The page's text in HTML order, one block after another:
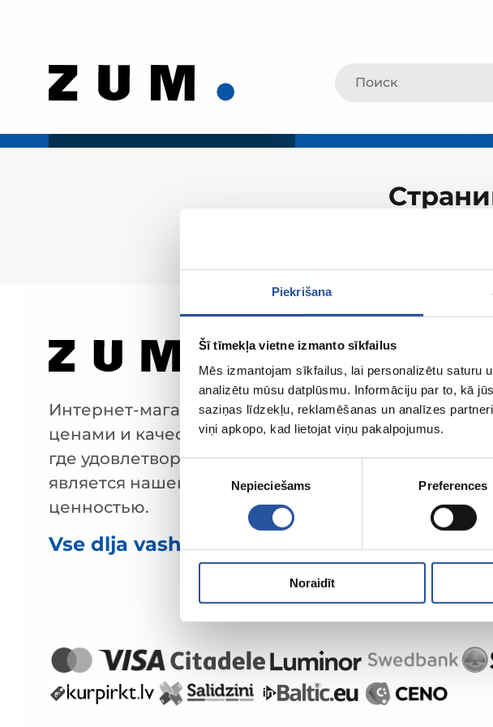
Piekrišana
Šī tīmekļa vietne izmanto sīkfailus
Mēs izmantojam sīkfailus, lai personalizētu saturu
analizētu mūsu datplūsmu. Informāciju par to, kā
saziņas līdzekļu, reklamēšanas un analīzes
viņi apkopo, kad lietojat viņu pakalpojumus.
Piekrišanas
izvēle
Nepieciešams Preferences
Noraidīt
Интернет-магазин с выгодными
ценами и качественными товарами,
где удовлетворённость клиента
является нашей главной
ценностью.
Vse dlja vashego doma i sada!